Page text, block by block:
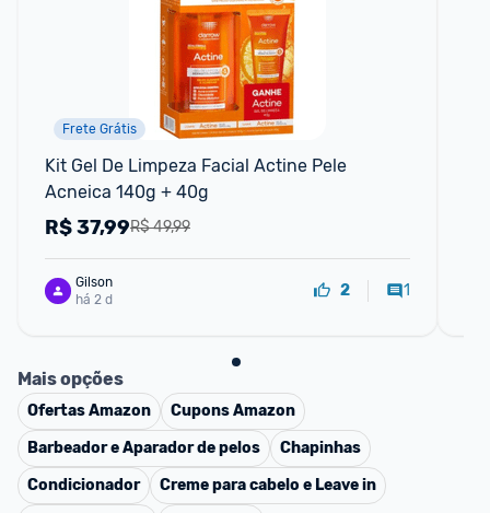
Frete Grátis
Kit Gel De Limpeza Facial Actine Pele
Acneica 140g + 40g
R$ 49,99
R$37,99
Gilson
há 2 d
2 1
Mais opções
OfertasAmazon CuponsAmazon
Barbeador e Aparador de pelos
Chapinhas
Condicionador
Creme para cabelo e Leave in